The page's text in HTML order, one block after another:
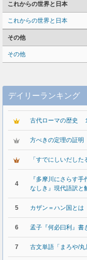
これからの世界と日本
これからの世界と日本
その他
その他
デイリーランキング
古代ローマの歴史
方べきの定理の証明
「すでにしいだし
4
『多摩川にさらす
なしき』現代語訳と
5 カザン＝ハン国と
6 孟子『何必曰利』書
7 古文単語「まろや/丸